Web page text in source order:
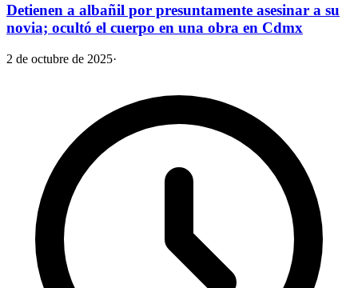
Detienen a albañil por presuntamente asesinar a su
novia; ocultó el cuerpo en una obra en Cdmx
2 de octubre de 2025·